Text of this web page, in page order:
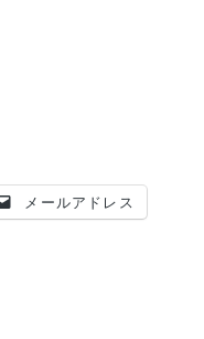
メールアドレス